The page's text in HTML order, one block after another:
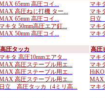
65mm 高圧コイ...
高圧ねじ打機 ター...
65mm 高圧コイ...
マキタ 50mm高圧エア釘...
50mm 高圧コイ...
マキ
マキ
日立
マキ
マキ
高圧タッカ
マキタ 高圧10mmエアタ...
高圧ステープル用エ...
高圧ステープル用エ...
高圧ステープル用エ...
日立 高圧タッカ（4ミリ高...
高圧
マキ
マキ
MAX
マキ